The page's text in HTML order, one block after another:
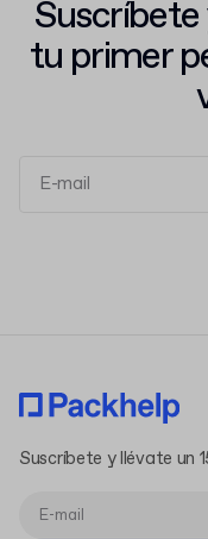
Suscríbete
tu primer
Suscríbete y llévate un